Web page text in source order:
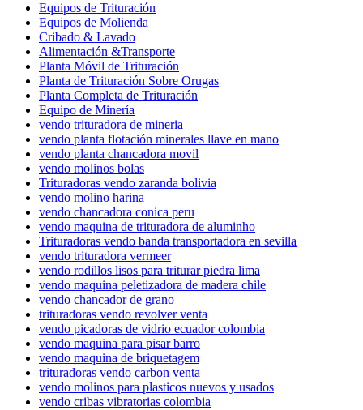
Equipos de Trituración
Equipos de Molienda
Cribado & Lavado
Alimentación &Transporte
Planta Móvil de Trituración
Planta de Trituración Sobre Orugas
Planta Completa de Trituración
Equipo de Minería
vendo trituradora de mineria
vendo planta flotación minerales llave en mano
vendo planta chancadora movil
vendo molinos bolas
Trituradoras vendo zaranda bolivia
vendo molino harina
vendo chancadora conica peru
vendo maquina de trituradora de aluminho
Trituradoras vendo banda transportadora en sevilla
vendo trituradora vermeer
vendo rodillos lisos para triturar piedra lima
vendo maquina peletizadora de madera chile
vendo chancador de grano
trituradoras vendo revolver venta
vendo picadoras de vidrio ecuador colombia
vendo maquina para pisar barro
vendo maquina de briquetagem
trituradoras vendo carbon venta
vendo molinos para plasticos nuevos y usados
vendo cribas vibratorias colombia